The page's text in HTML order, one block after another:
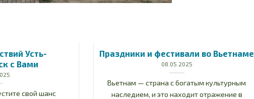
Усть-
с Вами
свой шанс
Праздники и фестивали во Вьетнаме
08.05.2025
Вьетнам — страна с богатым культурным
наследием, и это находит отражение в